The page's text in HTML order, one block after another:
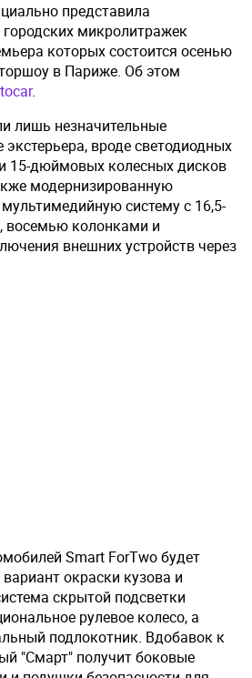
представила
микролитражек
которых состоится осенью
в Париже. Об этом
.
лишь незначительные
вроде светодиодных
15-дюймовых колесных дисков
модернизированную
систему с 16,5-
колонками и
внешних устройств через
Smart ForTwo будет
окраски кузова и
скрытой подсветки
рулевое колесо, а
подлокотник. Вдобавок к
"Смарт" получит боковые